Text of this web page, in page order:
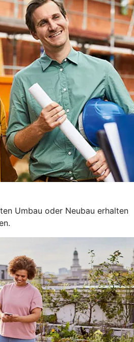
Umbau oder Neubau erhalten